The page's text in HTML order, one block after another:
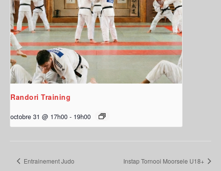
Randori Training
octobre 31 @ 17h00 - 19h00
Entrainement Judo Instap Tornooi Moorsele U18+